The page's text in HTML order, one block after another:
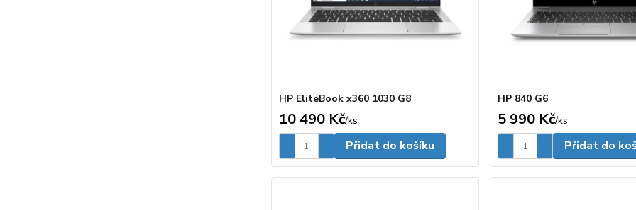
HP EliteBook x360 1030 G8
10 490 Kč/ks
Přidat do košíku
HP 840 G6
5 990 Kč/ks
Přidat do